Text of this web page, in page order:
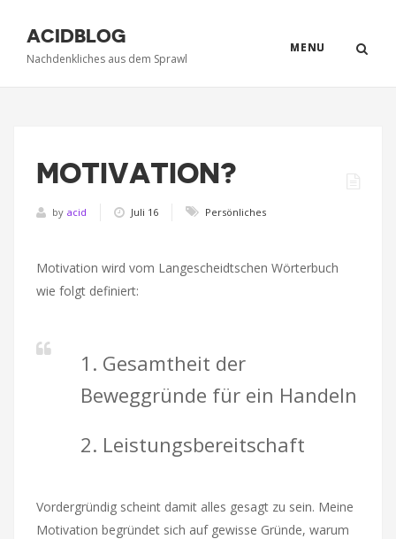
MENU
ACIDBLOG
Nachdenkliches aus dem Sprawl
MOTIVATION?
by acid Juli 16 Persönliches
Motivation wird vom Langescheidtschen Wörterbuch
wie folgt definiert:
1. Gesamtheit der
Beweggründe für ein Handeln
2. Leistungsbereitschaft
Vordergründig scheint damit alles gesagt zu sein. Meine
Motivation begründet sich auf gewisse Gründe, warum